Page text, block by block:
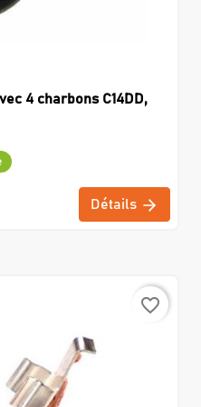
4 charbons C14DD,
Détails
favorite_border